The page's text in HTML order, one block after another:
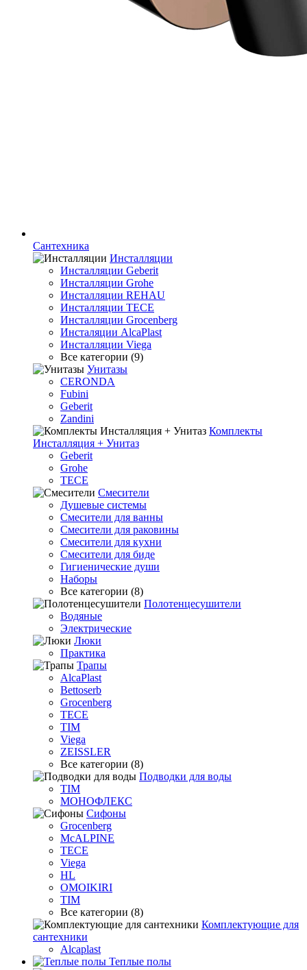
Сантехника
Инсталляции
Инсталляции Geberit
Инсталляции Grohe
Инсталляции REHAU
Инсталляции TECE
Инсталляции Grocenberg
Инсталяции AlcaPlast
Инсталляции Viega
Все категории (9)
Унитазы
CERONDA
Fubini
Geberit
Zandini
Комплекты
Инсталляция + Унитаз
Geberit
Grohe
TECE
Смесители
Душевые системы
Смесители для ванны
Смесители для раковины
Смесители для кухни
Смесители для биде
Гигиенические души
Наборы
Все категории (8)
Полотенцесушители
Водяные
Электрические
Люки
Практика
Трапы
AlcaPlast
Bettoserb
Grocenberg
TECE
TIM
Viega
ZEISSLER
Все категории (8)
Подводки для воды
TIM
МОНОФЛЕКС
Сифоны
Grocenberg
McALPINE
TECE
Viega
HL
OMOIKIRI
TIM
Все категории (8)
Комплектующие для
сантехники
Alcaplast
Теплые полы